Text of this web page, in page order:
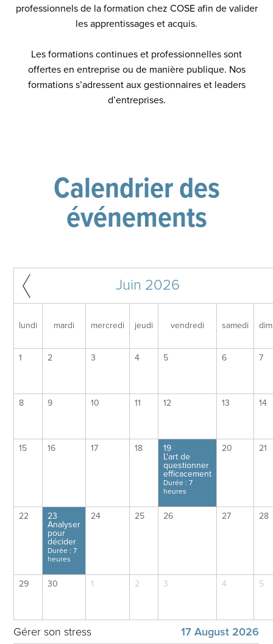
professionnels de la formation chez COSE afin de valider
les apprentissages et acquis.
Les formations continues et professionnelles sont
offertes en entreprise ou de manière publique. Nos
formations s’adressent aux gestionnaires et leaders
d’entreprises.
Calendrier des
événements
Juin 2026
lundi mardi mercredi jeudi vendredi samedi
1 2 3 4 5 6 7
8 9 10 11 12 13 14
15 16 17 18
19
L'art de
questionner
efficacement
Durée : 7
heures
20 21
22
23
Analyser
pour
décider
Durée : 7
heures
24 25 26 27 28
29 30 1 2 3 4 5
Gérer son stress
17 August 2026